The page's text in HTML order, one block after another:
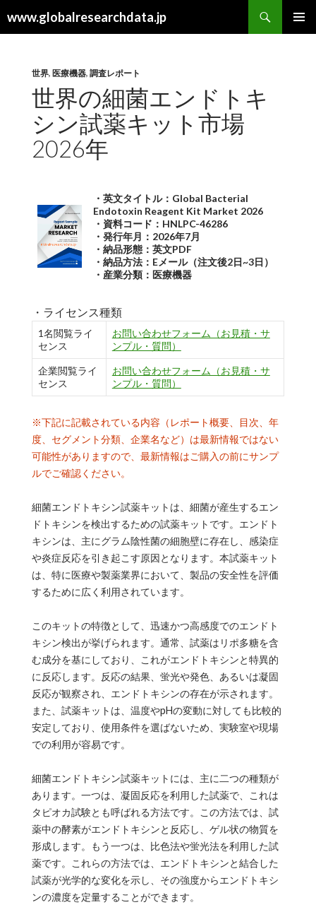
www.globalresearchdata.jp
索
世界, 医療機器, 調査レポート
世界の細菌エンドトキ
シン試薬キット市場
2026年
・英文タイトル：Global Bacterial
Endotoxin Reagent Kit Market 2026
・資料コード：HNLPC-46286
・発行年月：2026年7月
・納品形態：英文PDF
・納品方法：Eメール（注文後2日~3日）
・産業分類：医療機器
・ライセンス種類
1名閲覧ライ
センス
お問い合わせフォーム（お見積・サ
ンプル・質問）
企業閲覧ライ
センス
お問い合わせフォーム（お見積・サ
ンプル・質問）
※下記に記載されている内容（レポート概要、目次、年
度、セグメント分類、企業名など）は最新情報ではない
可能性がありますので、最新情報はご購入の前にサンプ
ルでご確認ください。
細菌エンドトキシン試薬キットは、細菌が産生するエン
ドトキシンを検出するための試薬キットです。エンドト
キシンは、主にグラム陰性菌の細胞壁に存在し、感染症
や炎症反応を引き起こす原因となります。本試薬キット
は、特に医療や製薬業界において、製品の安全性を評価
するために広く利用されています。
このキットの特徴として、迅速かつ高感度でのエンドト
キシン検出が挙げられます。通常、試薬はリポ多糖を含
む成分を基にしており、これがエンドトキシンと特異的
に反応します。反応の結果、蛍光や発色、あるいは凝固
反応が観察され、エンドトキシンの存在が示されます。
また、試薬キットは、温度やpHの変動に対しても比較的
安定しており、使用条件を選ばないため、実験室や現場
での利用が容易です。
細菌エンドトキシン試薬キットには、主に二つの種類が
あります。一つは、凝固反応を利用した試薬で、これは
タピオカ試験とも呼ばれる方法です。この方法では、試
薬中の酵素がエンドトキシンと反応し、ゲル状の物質を
形成します。もう一つは、比色法や蛍光法を利用した試
薬です。これらの方法では、エンドトキシンと結合した
試薬が光学的な変化を示し、その強度からエンドトキシ
ンの濃度を定量することができます。